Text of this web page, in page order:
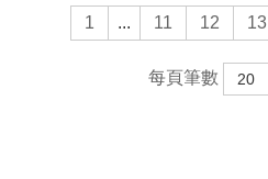
1 ... 11 12 13
每頁筆數